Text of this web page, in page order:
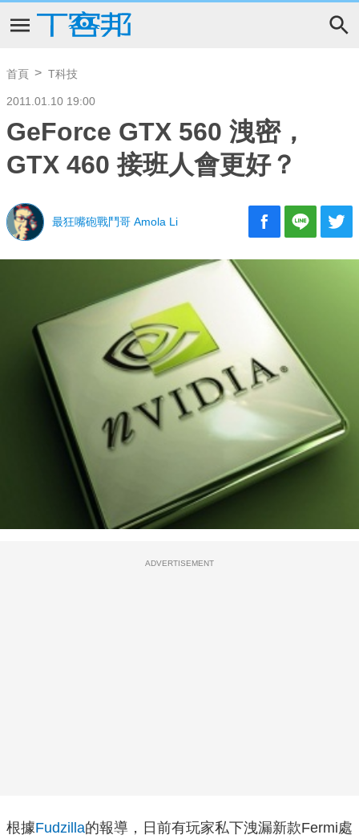
首頁 T科技
2011.01.10 19:00
GeForce GTX 560 洩密，
GTX 460 接班人會更好？
最狂嘴砲戰鬥哥 Amola Li
ADVERTISEMENT
根據Fudzilla的報導，日前有玩家私下洩漏新款Fermi處